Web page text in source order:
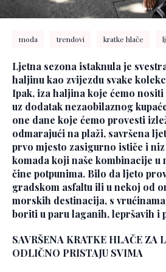
moda trendovi kratke hlače
Ljetna sezona istaknula je
haljinu kao zvijezdu svake
Ipak, iza haljina koje ćemo
uz dodatak nezaobilaznog
one dane koje ćemo provesti
odmarajući na plaži, savršena
prvo mjesto zasigurno ističe i
komada koji naše kombinacije u
čine potpunima. Bilo da ljeto
gradskom asfaltu ili u nekoj od
morskih destinacija, s vrućinama
boriti u paru laganih, lepršavih i
SAVRŠENA KRATKE HLAČE ZA
ODLIČNO PRISTAJU SVIMA